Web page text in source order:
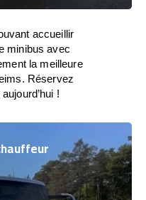
accueillir
minibus avec
la meilleure
Réservez
!